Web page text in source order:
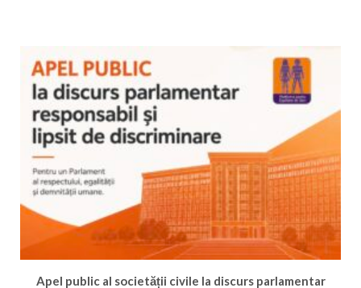
Apel public al societății civile la discurs parlamentar